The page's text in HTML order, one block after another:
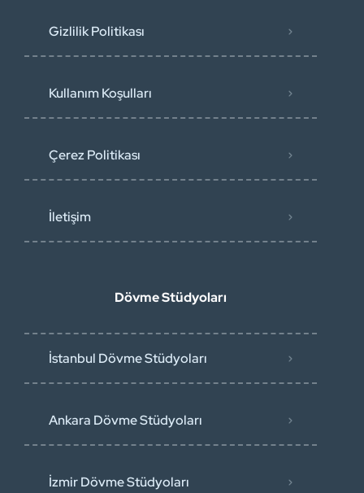
Gizlilik Politikası
Kullanım Koşulları
Çerez Politikası
İletişim
Dövme Stüdyoları
İstanbul Dövme Stüdyoları
Ankara Dövme Stüdyoları
İzmir Dövme Stüdyoları